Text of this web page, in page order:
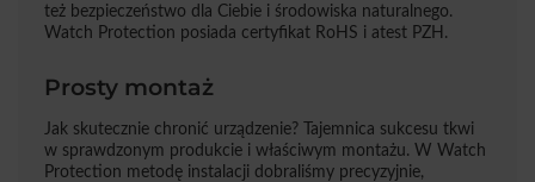
też bezpieczeństwo dla Ciebie i środowiska naturalnego.
Watch Protection posiada certyfikat RoHS i atest PZH.
Prosty montaż
Jak skutecznie chronić urządzenie? Tajemnica sukcesu tkwi
w sprawdzonym produkcie i właściwym montażu. W Watch
Protection metodę instalacji dobraliśmy precyzyjnie,